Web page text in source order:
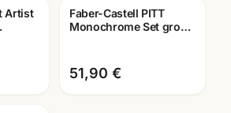
Artist
alle
Faber-Castell PITT
Monochrome Set gross
51,90 €